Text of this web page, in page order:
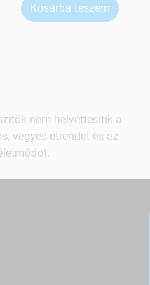
Kosárba teszem
nem helyettesítik a
vegyes étrendet és az